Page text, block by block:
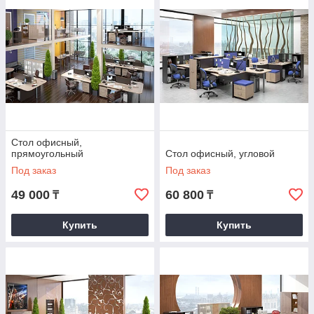
утрачиваете важные преимущества, и чем дальше,
тем больше. Как избежать этого? Как минимум,
использовать в рабочем процессе мебель«XTEN»!
Техническое описание:
Стол офисный,
прямоугольный
Под заказ
49 000 ₸
Купить
Стол офисный, угловой
Под заказ
60 800 ₸
Купить